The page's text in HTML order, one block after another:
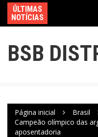
ÚLTIMAS
NOTÍCIAS
BSB
Página inicial
Brasil
Campeão olímpico das
aposentadoria